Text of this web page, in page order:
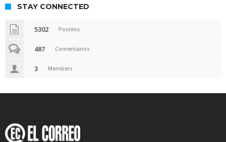
STAY CONNECTED
5302 Posteos
487 Comentarios
3 Members